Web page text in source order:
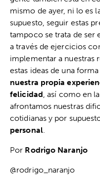
mismo de ayer, ni lo es
supuesto, seguir estas
tampoco se trata de ser
a través de ejercicios
implementar a nuestras
estas ideas de una
nuestra propia
felicidad, así como en
afrontamos nuestras
cotidianas y por
personal.
Por Rodrigo Naranjo
@rodrigo_naranjo